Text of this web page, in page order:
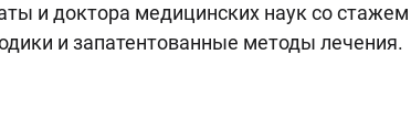
и доктора медицинских наук со стажем
и запатентованные методы лечения.